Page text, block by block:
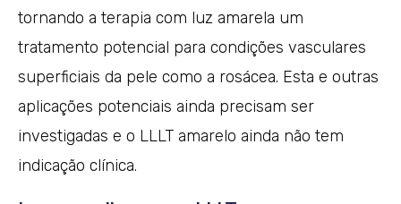
tornando a terapia com luz amarela um
tratamento potencial para condições vasculares
superficiais da pele como a rosácea. Esta e outras
aplicações potenciais ainda precisam ser
investigadas e o LLLT amarelo ainda não tem
indicação clínica.